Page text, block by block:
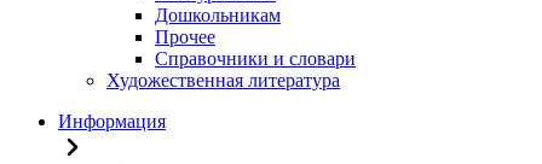
Дошкольникам
Прочее
Справочники и словари
Художественная литература
Информация